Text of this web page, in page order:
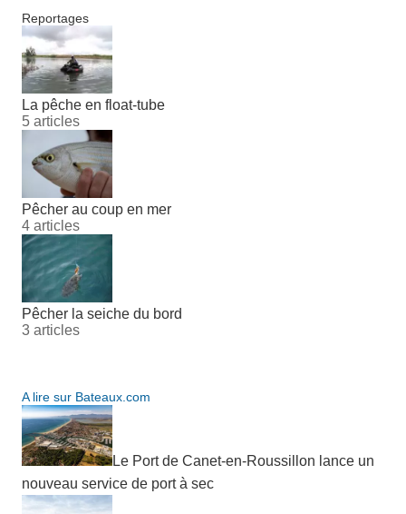
Reportages
La pêche en float-tube
5 articles
Pêcher au coup en mer
4 articles
Pêcher la seiche du bord
3 articles
A lire sur Bateaux.com
Le Port de Canet-en-Roussillon lance un
nouveau service de port à sec